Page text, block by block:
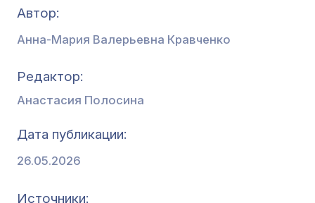
Автор:
Анна-Мария Валерьевна Кравченко
Редактор
Анастасия Полосина
Дата публикации
26.05.2026
Источники